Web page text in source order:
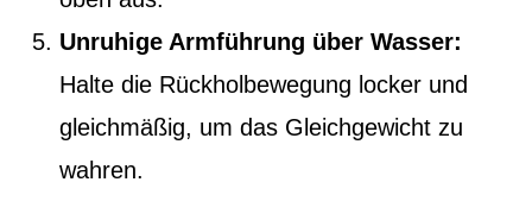
Unruhige Armführung über Wasser:
Halte die Rückholbewegung locker und
gleichmäßig, um das Gleichgewicht zu
wahren.